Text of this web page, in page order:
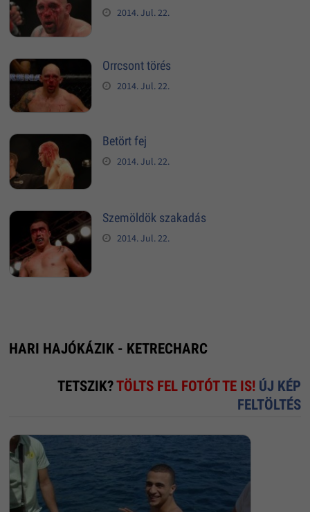
2014. Jul. 22.
Orrcsont törés
2014. Jul. 22.
Betört fej
2014. Jul. 22.
Szemöldök szakadás
2014. Jul. 22.
HARI HAJÓKÁZIK - KETRECHARC
TETSZIK?TÖLTS FEL FOTÓT TE IS! ÚJ KÉP
FELTÖLTÉS